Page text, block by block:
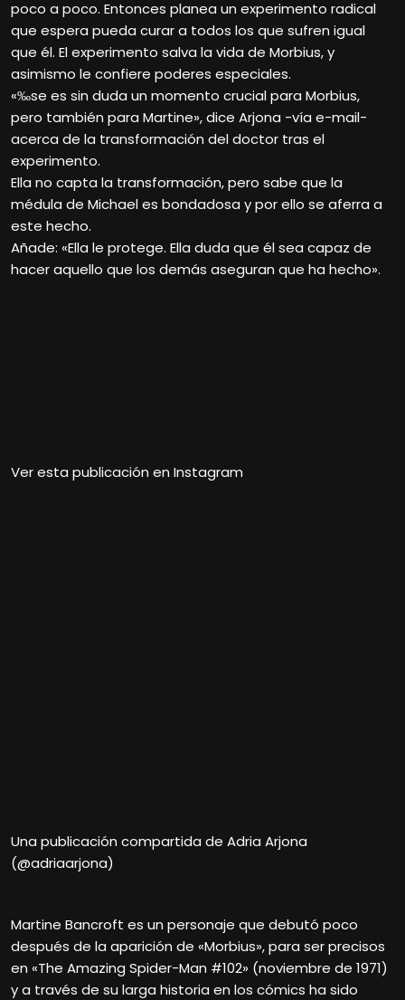
poco a poco. Entonces planea un experimento radical
que espera pueda curar a todos los que sufren igual
que él. El experimento salva la vida de Morbius, y
asimismo le confiere poderes especiales.
«‰se es sin duda un momento crucial para Morbius,
pero también para Martine», dice Arjona -vía e-mail-
acerca de la transformación del doctor tras el
experimento.
Ella no capta la transformación, pero sabe que la
médula de Michael es bondadosa y por ello se aferra a
este hecho.
Añade: «Ella le protege. Ella duda que él sea capaz de
hacer aquello que los demás aseguran que ha hecho».
Ver esta publicación en Instagram
Una publicación compartida de Adria Arjona
(@adriaarjona)
Martine Bancroft es un personaje que debutó poco
después de la aparición de «Morbius», para ser precisos
en «The Amazing Spider-Man #102» (noviembre de 1971)
y a través de su larga historia en los cómics ha sido